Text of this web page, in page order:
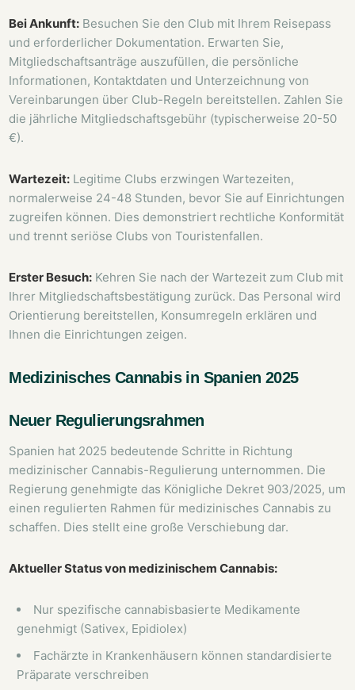
Bei Ankunft: Besuchen Sie den Club mit Ihrem Reisepass
und erforderlicher Dokumentation. Erwarten Sie,
Mitgliedschaftsanträge auszufüllen, die persönliche
Informationen, Kontaktdaten und Unterzeichnung von
Vereinbarungen über Club-Regeln bereitstellen. Zahlen Sie
die jährliche Mitgliedschaftsgebühr (typischerweise 20-50
€).
Wartezeit: Legitime Clubs erzwingen Wartezeiten,
normalerweise 24-48 Stunden, bevor Sie auf Einrichtungen
zugreifen können. Dies demonstriert rechtliche Konformität
und trennt seriöse Clubs von Touristenfallen.
Erster Besuch: Kehren Sie nach der Wartezeit zum Club mit
Ihrer Mitgliedschaftsbestätigung zurück. Das Personal wird
Orientierung bereitstellen, Konsumregeln erklären und
Ihnen die Einrichtungen zeigen.
Medizinisches Cannabis in Spanien 2025
Neuer Regulierungsrahmen
Spanien hat 2025 bedeutende Schritte in Richtung
medizinischer Cannabis-Regulierung unternommen. Die
Regierung genehmigte das Königliche Dekret 903/2025, um
einen regulierten Rahmen für medizinisches Cannabis zu
schaffen. Dies stellt eine große Verschiebung dar.
Aktueller Status von medizinischem Cannabis:
Nur spezifische cannabisbasierte Medikamente
genehmigt (Sativex, Epidiolex)
Fachärzte in Krankenhäusern können standardisierte
Präparate verschreiben